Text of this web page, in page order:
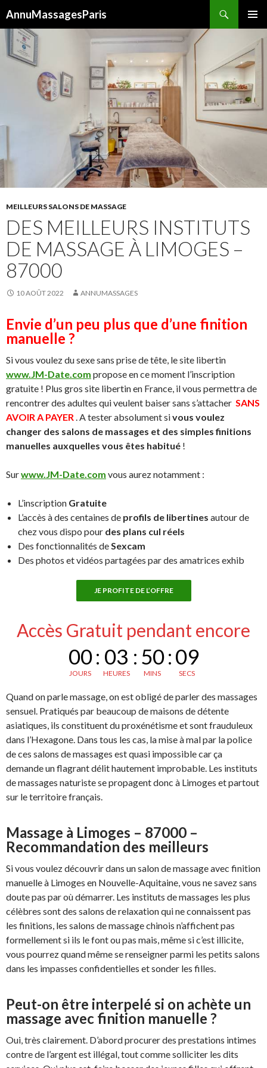
AnnuMassagesParis
CONTENU
MEILLEURS SALONS DE MASSAGE
DES MEILLEURS INSTITUTS
DE MASSAGE À LIMOGES –
87000
10 AOÛT 2022 ANNUMASSAGES
Envie d’un peu plus que d’une finition
manuelle ?
Si vous voulez du sexe sans prise de tête, le site libertin
www.JM-Date.com propose en ce moment l’inscription
gratuite ! Plus gros site libertin en France, il vous permettra de
rencontrer des adultes qui veulent baiser sans s’attacher SANS
AVOIR A PAYER . A tester absolument sivous voulez
changer des salons de massages et des simples finitions
manuelles auxquelles vous êtes habitué !
Surwww.JM-Date.com vous aurez notamment :
L’inscription Gratuite
L’accès à des centaines de profils de libertines autour de
chez vous dispo pour des plans cul réels
Des fonctionnalités de Sexcam
Des photos et vidéos partagées par des amatrices exhib
JE PROFITE DE L’OFFRE
Accès Gratuit pendant encore
00
JOURS
: 03
HEURES
: 50
MINS
:08
SECS
Quand on parle massage, on est obligé de parler des massages
sensuel. Pratiqués par beaucoup de maisons de détente
asiatiques, ils constituent du proxénétisme et sont frauduleux
dans l’Hexagone. Dans tous les cas, la mise à mal par la police
de ces salons de massages est quasi impossible car ça
demande un flagrant délit hautement improbable. Les instituts
de massages naturiste se propagent donc à Limoges et partout
sur le territoire français.
Massage à Limoges – 87000 –
Recommandation des meilleurs
Si vous voulez découvrir dans un salon de massage avec finition
manuelle à Limoges en Nouvelle-Aquitaine, vous ne savez sans
doute pas par où démarrer. Les instituts de massages les plus
célèbres sont des salons de relaxation qui ne connaissent pas
les finitions, les salons de massage chinois n’affichent pas
formellement si ils le font ou pas mais, même si c’est illicite,
vous pourrez quand même se renseigner parmi les petits salons
dans les impasses confidentielles et sonder les filles.
Peut-on être interpelé si on achète un
massage avec finition manuelle ?
Oui, très clairement. D’abord procurer des prestations intimes
contre de l’argent est illégal, tout comme solliciter les dits